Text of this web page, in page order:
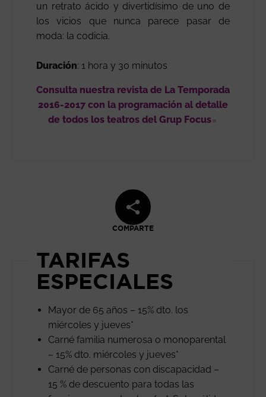
un retrato ácido y divertidísimo de uno de
los vicios que nunca parece pasar de
moda: la codicia.
Duración: 1 hora y 30 minutos
Consulta nuestra revista de La Temporada
2016-2017 con la programación al detalle
de todos los teatros del Grup Focus
COMPARTE
TARIFAS
ESPECIALES
Mayor de 65 años – 15% dto. los
miércoles y jueves*
Carné familia numerosa o monoparental
– 15% dto. miércoles y jueves*
Carné de personas con discapacidad –
15 % de descuento para todas las